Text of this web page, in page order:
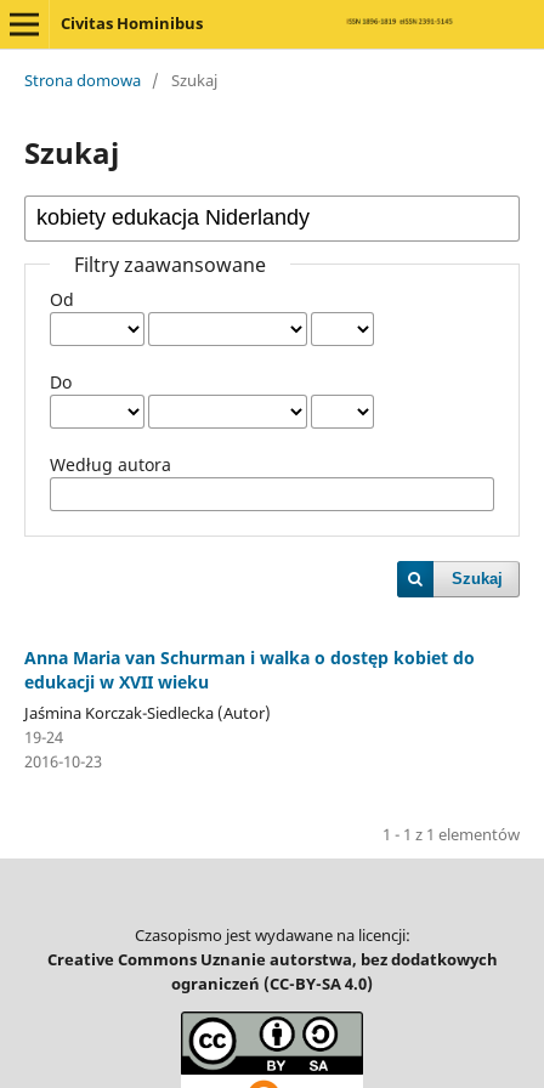
Civitas Hominibus
Strona domowa / Szukaj
Szukaj
Filtry zaawansowane
Od
Do
Według autora
Szukaj
Anna Maria van Schurman i walka o dostęp kobiet do
edukacji w XVII wieku
Jaśmina Korczak-Siedlecka (Autor)
19-24
2016-10-23
1 - 1 z 1 elementów
Czasopismo jest wydawane na licencji:
Creative Commons Uznanie autorstwa, bez dodatkowych
ograniczeń (CC-BY-SA 4.0)